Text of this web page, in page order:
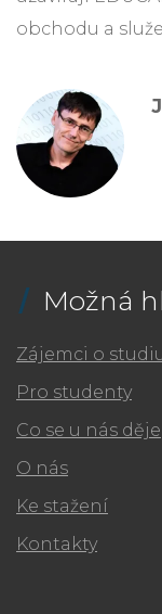
obchodu a
Možná
Zájemci o
Pro studenty
Co se u nás děje
O nás
Ke stažení
Kontakty